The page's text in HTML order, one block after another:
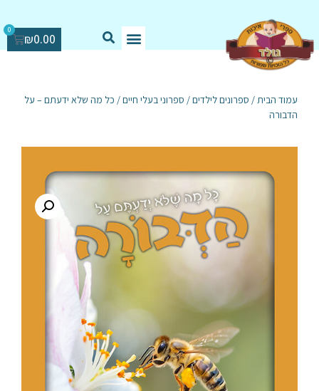
₪0.00
0
עמוד הבית/ ספרונים לילדים/ ספרוני בעלי חיים/ כל מה שלא ידעתם – על
הדבורה